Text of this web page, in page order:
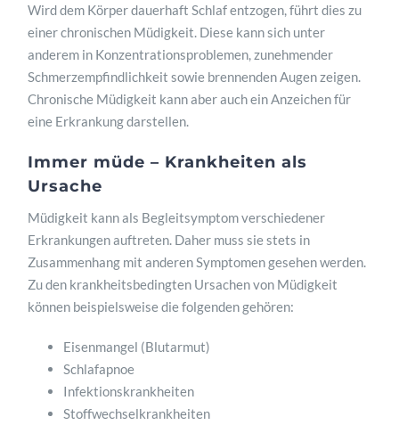
Wird dem Körper dauerhaft Schlaf entzogen, führt dies zu
einer chronischen Müdigkeit. Diese kann sich unter
anderem in Konzentrationsproblemen, zunehmender
Schmerzempfindlichkeit sowie brennenden Augen zeigen.
Chronische Müdigkeit kann aber auch ein Anzeichen für
eine Erkrankung darstellen.
Immer müde – Krankheiten als
Ursache
Müdigkeit kann als Begleitsymptom verschiedener
Erkrankungen auftreten. Daher muss sie stets in
Zusammenhang mit anderen Symptomen gesehen werden.
Zu den krankheitsbedingten Ursachen von Müdigkeit
können beispielsweise die folgenden gehören:
Eisenmangel (Blutarmut)
Schlafapnoe
Infektionskrankheiten
Stoffwechselkrankheiten